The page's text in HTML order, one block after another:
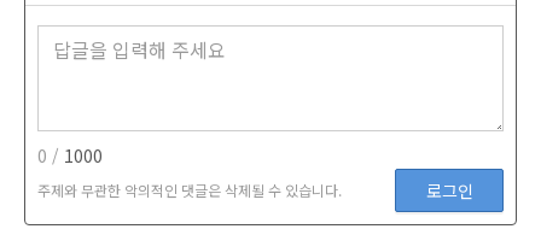
0 / 1000
주제와 무관한 악의적인 댓글은 삭제될 수 있습니다. 로그인